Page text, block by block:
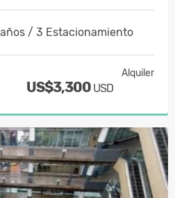
/ 3 Estacionamiento
Alquiler
US$3,300 USD